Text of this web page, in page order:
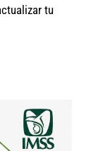
tu